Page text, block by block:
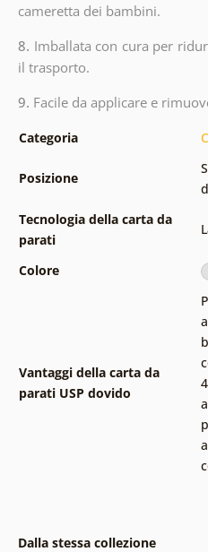
cameretta dei bambini.
8. Imballata con cura per
il trasporto.
9. Facile da applicare e
Categoria
Posizione
Tecnologia della carta da
parati
Colore
Vantaggi della carta da
parati USP dovido
Dalla stessa collezione